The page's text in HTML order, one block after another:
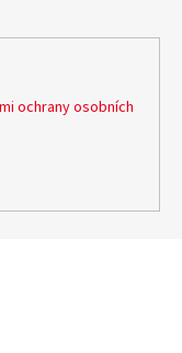
ochrany osobních